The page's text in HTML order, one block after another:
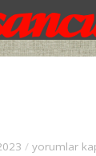
/ Yeni
yorumlar